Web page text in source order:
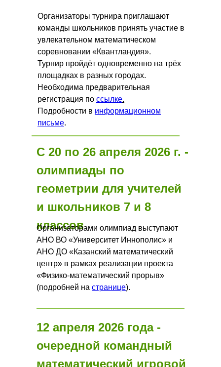
Организаторы турнира приглашают
команды школьников принять участие в
увлекательном математическом
соревновании «Квантландия».
Турнир пройдёт одновременно на трёх
площадках в разных городах.
Необходима предварительная
регистрация по ссылке.
Подробности в информационном
письме.
С 20 по 26 апреля 2026 г. -
олимпиады по
геометрии для учителей
и школьников 7 и 8
классов
Организаторами олимпиад выступают
АНО ВО «Университет Иннополис» и
АНО ДО «Казанский математический
центр» в рамках реализации проекта
«Физико-математический прорыв»
(подробней на странице).
12 апреля 2026 года -
очередной командный
математический игровой